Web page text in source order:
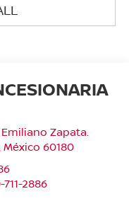
Zapata.
México 60180
2886